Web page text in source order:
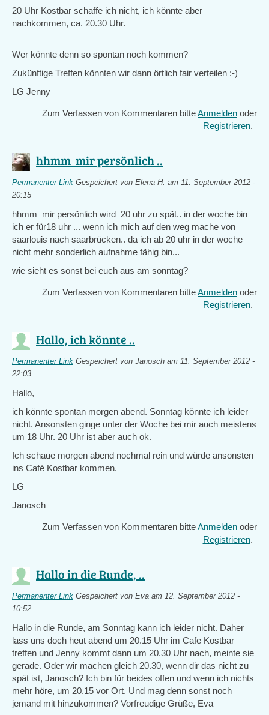
20 Uhr Kostbar schaffe ich nicht, ich könnte aber
nachkommen, ca. 20.30 Uhr.
Wer könnte denn so spontan noch kommen?
Zukünftige Treffen könnten wir dann örtlich fair verteilen :-)
LG Jenny
Zum Verfassen von Kommentaren bitteAnmelden oder
Registrieren.
hhmm mir persönlich ..
Permanenter Link Gespeichert von Elena H. am 11. September 2012 -
20:15
hhmm mir persönlich wird 20 uhr zu spät.. in der woche bin
ich er für18 uhr ... wenn ich mich auf den weg mache von
saarlouis nach saarbrücken.. da ich ab 20 uhr in der woche
nicht mehr sonderlich aufnahme fähig bin...
wie sieht es sonst bei euch aus am sonntag?
Zum Verfassen von Kommentaren bitteAnmelden oder
Registrieren.
Hallo, ich könnte ..
Permanenter Link Gespeichert von Janosch am 11. September 2012 -
22:03
Hallo,
ich könnte spontan morgen abend. Sonntag könnte ich leider
nicht. Ansonsten ginge unter der Woche bei mir auch meistens
um 18 Uhr. 20 Uhr ist aber auch ok.
Ich schaue morgen abend nochmal rein und würde ansonsten
ins Café Kostbar kommen.
LG
Janosch
Zum Verfassen von Kommentaren bitteAnmelden oder
Registrieren.
Hallo in die Runde, ..
Permanenter Link Gespeichert von Eva am 12. September 2012 -
10:52
Hallo in die Runde, am Sonntag kann ich leider nicht. Daher
lass uns doch heut abend um 20.15 Uhr im Cafe Kostbar
treffen und Jenny kommt dann um 20.30 Uhr nach, meinte sie
gerade. Oder wir machen gleich 20.30, wenn dir das nicht zu
spät ist, Janosch? Ich bin für beides offen und wenn ich nichts
mehr höre, um 20.15 vor Ort. Und mag denn sonst noch
jemand mit hinzukommen? Vorfreudige Grüße, Eva